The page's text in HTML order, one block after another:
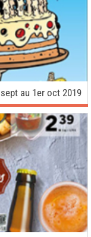
au 1er oct 2019